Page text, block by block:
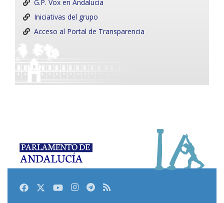
G.P. Vox en Andalucía
Iniciativas del grupo
Acceso al Portal de Transparencia
FacebookTwitterYoutubeInstagram
Telegram
RSS